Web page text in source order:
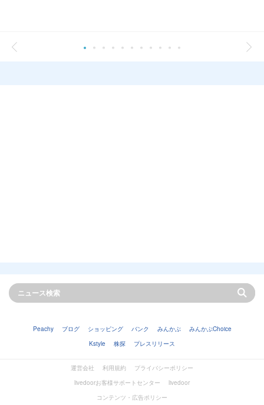
Peachy ブログ ショッピング バンク みんかぶ
みんかぶChoice
Kstyle
株探 プレスリリース
運営会社 利用規約
プライバシーポリシー
livedoorお客様サポートセンター
livedoor
コンテンツ・広告ポリシー